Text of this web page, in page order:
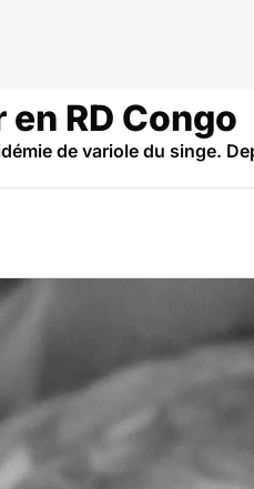
RD Congo
de variole du singe.